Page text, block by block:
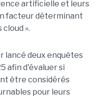
artificielle et leurs
facteur déterminant
».
lancé deux enquêtes
afin d'évaluer si
être considérés
pour leurs